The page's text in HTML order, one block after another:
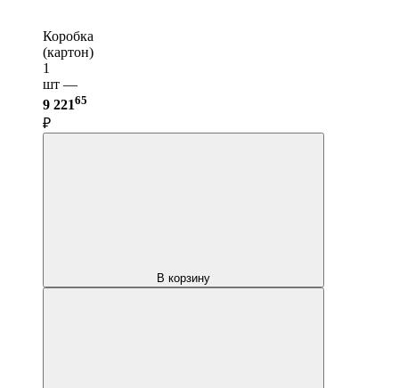
Коробка
(картон)
1
шт —
9 22165
₽
В корзину